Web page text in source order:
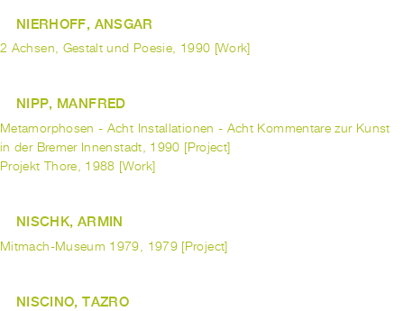
NIERHOFF, ANSGAR
2 Achsen, Gestalt und Poesie, 1990 [Work]
NIPP, MANFRED
Metamorphosen - Acht Installationen - Acht Kommentare zur Kunst
in der Bremer Innenstadt, 1990 [Project]
Projekt Thore, 1988 [Work]
NISCHK, ARMIN
Mitmach-Museum 1979, 1979 [Project]
NISCINO, TAZRO